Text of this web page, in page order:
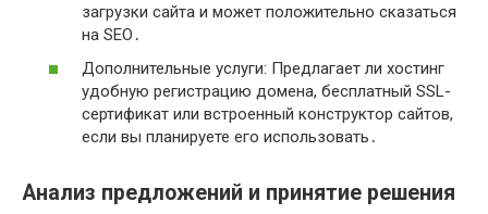
загрузки сайта и может положительно сказаться
на SEO․
Дополнительные услуги: Предлагает ли хостинг
удобную регистрацию домена, бесплатный SSL-
сертификат или встроенный конструктор сайтов,
если вы планируете его использовать․
Анализ предложений и принятие решения